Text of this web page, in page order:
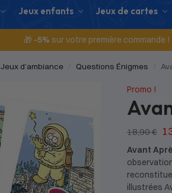
Jeux enfants Jeux de cartes
🎁 -5% sur votre première commande !
Jeux d’ambiance Questions Énigmes
Promo !
18,90€
Avant
illustrées